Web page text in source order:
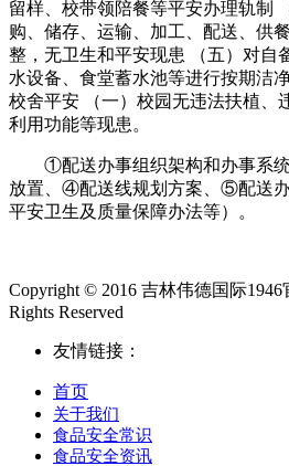
留样、校带领陪餐等平安办理轨制
购、储存、运输、加工、配送、供
整，无卫生和平安现患 （五）对自
水设备、食堂蓄水池等进行按期洁
校舍平安 （一）校园无违法扶植、
利用功能等现患。
①配送办事组织架构和办事系统
放置、④配送线规划方案、⑤配送
平安卫生及质量保障办法等）。
Copyright © 2016 吉林伟德国际
Rights Reserved
友情链接：
首页
关于我们
食品安全常识
食品安全资讯